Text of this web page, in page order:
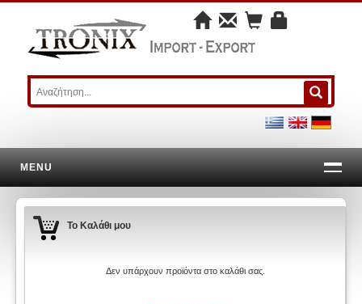
MENU
Το Καλάθι μου
Δεν υπάρχουν προϊόντα στο καλάθι σας.